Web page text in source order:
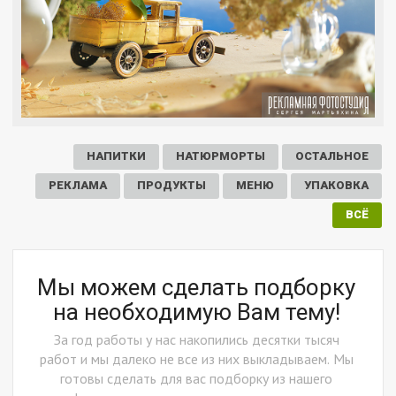
ОСТАЛЬНОЕ
НАТЮРМОРТЫ
НАПИТКИ
УПАКОВКА
МЕНЮ
ПРОДУКТЫ
РЕКЛАМА
ВСЁ
Мы можем сделать подборку
на необходимую Вам тему!
За год работы у нас накопились десятки тысяч
работ и мы далеко не все из них выкладываем. Мы
готовы сделать для вас подборку из нашего